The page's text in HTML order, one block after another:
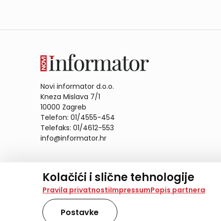
Kolačići i slične tehnologije
Na našoj web stranici koristimo kolačiće i slične
analiziramo promet na stranici te prikazujemo
također koriste ove tehnologije.
Odabirom opcije „Samo nužno“ prihvaćate samo
Pravila privatnostiImpressumPopis partnera
Postavke
Novi informator d.o.o.
Kneza Mislava 7/1
10000 Zagreb
Telefon: 01/4555-454
Telefaks: 01/4612-553
info@informator.hr